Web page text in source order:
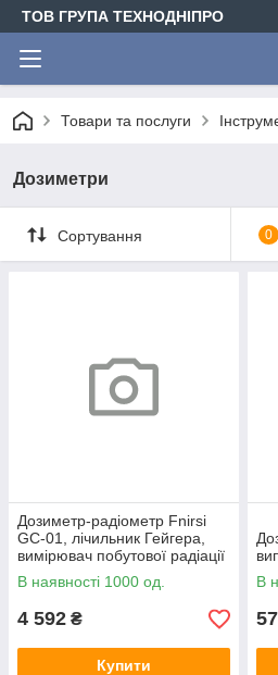
ТОВ ГРУПА ТЕХНОДНІПРО
Товари та послуги
Дозиметри
Сортування 0
Дозиметр-радіометр Fnirsi
GC-01, лічильник Гейгера,
вимірювач побутової радіації
з акумулятором
В наявності 1000 од.
4 592 ₴
Купити
В